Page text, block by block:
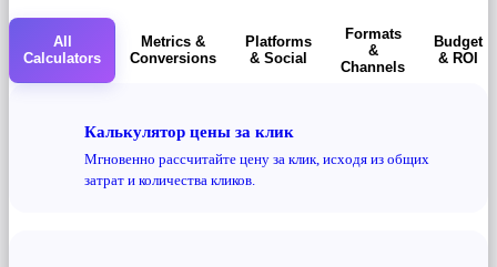
All
Calculators
Metrics &
Conversions
Platforms
& Social
Formats
&
Channels
Budget
& ROI
Калькулятор цены за клик
Мгновенно рассчитайте цену за клик, исходя из общих
затрат и количества кликов.